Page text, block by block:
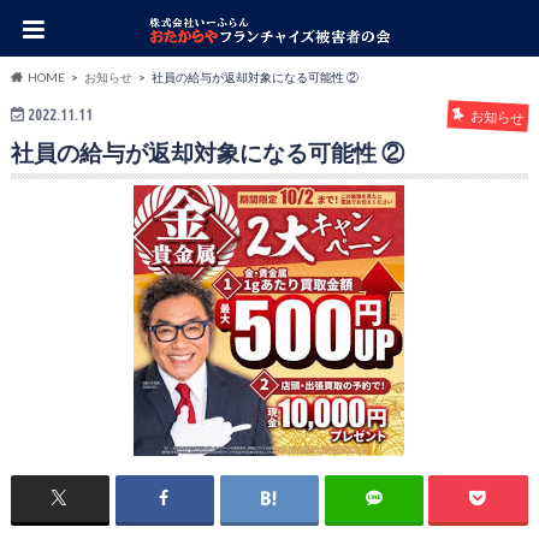
HOME お知らせ 社員の給与が返却対象になる可能性 ②
2022.11.11 お知らせ
社員の給与が返却対象になる可能性 ②